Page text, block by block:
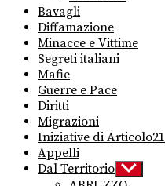
Bavagli
Diffamazione
Minacce e Vittime
Segreti italiani
Mafie
Guerre e Pace
Diritti
Migrazioni
Iniziative di Articolo21
Appelli
Dal Territorio Show
sub